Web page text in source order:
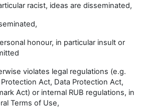
racist, ideas are disseminated,
honour, in particular insult or
violates legal regulations (e.g.
Act, Data Protection Act,
Act) or internal RUB regulations, in
Terms of Use,